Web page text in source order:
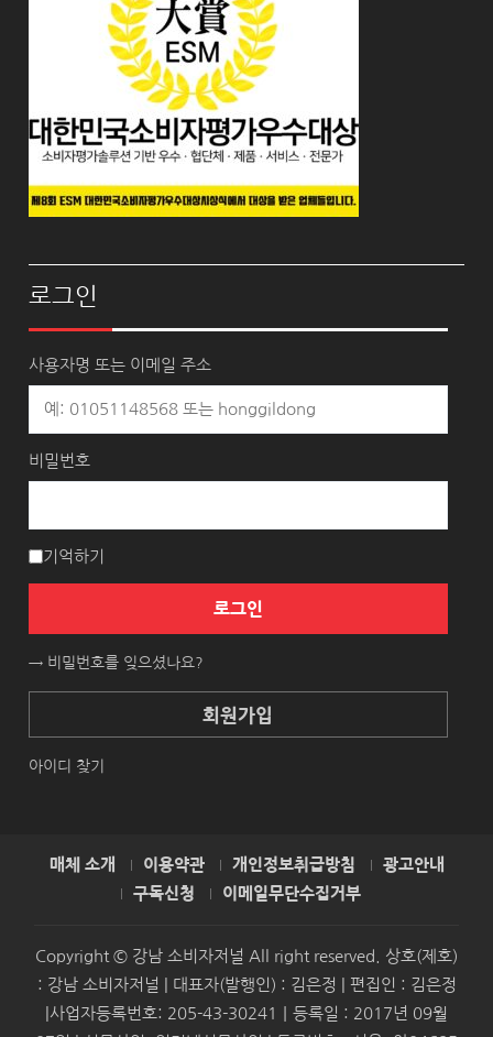
로그인
사용자명 또는 이메일 주소
비밀번호
기억하기
로그인
→ 비밀번호를 잊으셨나요?
회원가입
아이디 찾기
매체 소개 이용약관 개인정보취급방침
광고안내
구독신청
이메일무단수집거부
Copyright © 강남 소비자저널 All right reserved. 상호(제호)
: 강남 소비자저널 | 대표자(발행인) : 김은정 | 편집인 : 김은정
|사업자등록번호: 205-43-30241｜등록일 : 2017년 09월